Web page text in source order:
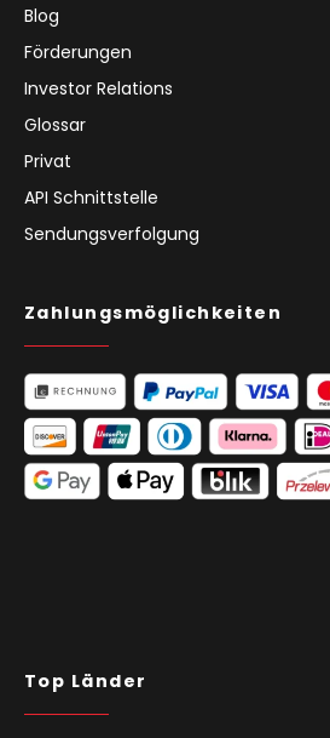
Blog
Förderungen
Investor Relations
Glossar
Privat
API Schnittstelle
Sendungsverfolgung
Zahlungsmöglichkeiten
Top Länder